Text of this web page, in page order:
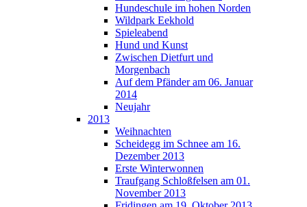
Hundeschule im hohen Norden
Wildpark Eekhold
Spieleabend
Hund und Kunst
Zwischen Dietfurt und
Morgenbach
Auf dem Pfänder am 06. Januar
2014
Neujahr
2013
Weihnachten
Scheidegg im Schnee am 16.
Dezember 2013
Erste Winterwonnen
Traufgang Schloßfelsen am 01.
November 2013